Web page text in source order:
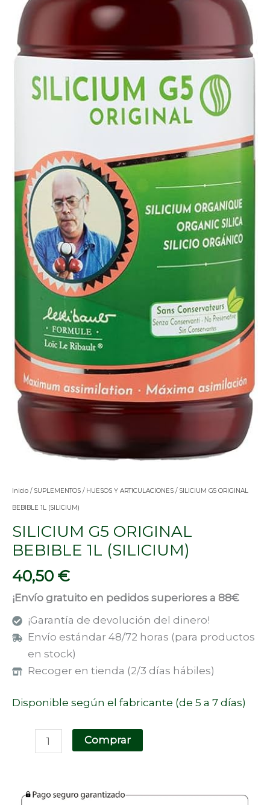
Inicio / SUPLEMENTOS / HUESOS Y ARTICULACIONES / SILICIUM G5 ORIGINAL
BEBIBLE 1L (SILICIUM)
SILICIUM G5 ORIGINAL
BEBIBLE 1L (SILICIUM)
40,50 €
¡Envío gratuito en pedidos superiores a 88€
¡Garantía de devolución del dinero!
Envío estándar 48/72 horas (para productos
en stock)
Recoger en tienda (2/3 días hábiles)
Disponible según el fabricante (de 5 a 7 días)
Comprar